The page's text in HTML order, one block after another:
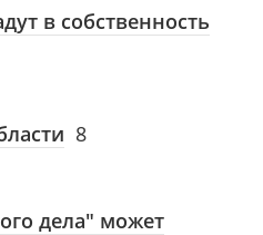
в собственность
8
дела" может